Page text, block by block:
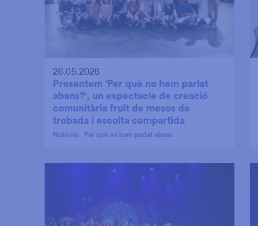
26.05.2026
Presentem 'Per què no hem parlat
abans?', un espectacle de creació
comunitària fruit de mesos de
trobada i escolta compartida
Noticies Per què no hem parlat abans